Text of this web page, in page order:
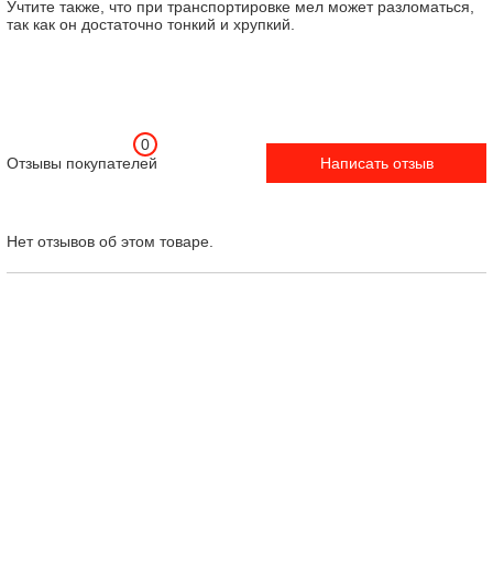
Учтите также, что при транспортировке мел может разломаться,
так как он достаточно тонкий и хрупкий.
Отзывы покупателей
0
Написать отзыв
Нет отзывов об этом товаре.